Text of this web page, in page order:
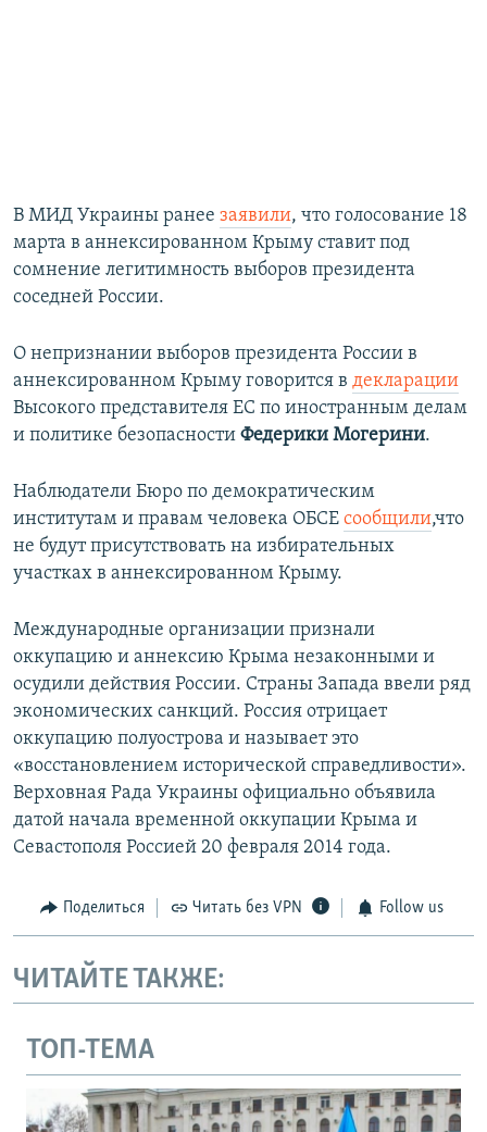
В МИД Украины ранее заявили, что голосование 18
марта в аннексированном Крыму ставит под
сомнение легитимность выборов президента
соседней России.
О непризнании выборов президента России в
аннексированном Крыму говорится в декларации
Высокого представителя ЕС по иностранным делам
и политике безопасности Федерики Могерини.​
Наблюдатели Бюро по демократическим
институтам и правам человека ОБСЕ сообщили,что
не будут присутствовать на избирательных
участках в аннексированном Крыму.
Международные организации признали
оккупацию и аннексию Крыма незаконными и
осудили действия России. Страны Запада ввели ряд
экономических санкций. Россия отрицает
оккупацию полуострова и называет это
«восстановлением исторической справедливости».
Верховная Рада Украины официально объявила
датой начала временной оккупации Крыма и
Севастополя Россией 20 февраля 2014 года.
Поделиться Читать без VPN Follow us
ЧИТАЙТЕ ТАКЖЕ:
ТОП-ТЕМА